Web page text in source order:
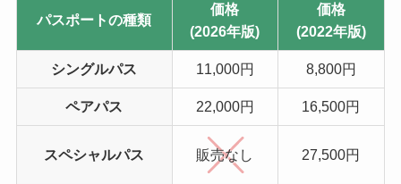
パスポートの種類
価格
(2026年版)
価格
(2022年版)
シングルパス 11,000円 8,800円
ペアパス 22,000円 16,500円
スペシャルパス 販売なし 27,500円